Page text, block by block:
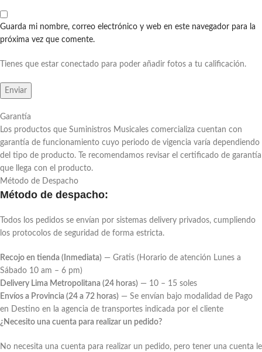
Guarda mi nombre, correo electrónico y web en este navegador para la
próxima vez que comente.
Tienes que estar conectado para poder añadir fotos a tu calificación.
Garantía
Los productos que Suministros Musicales comercializa cuentan con
garantía de funcionamiento cuyo periodo de vigencia varía dependiendo
del tipo de producto. Te recomendamos revisar el certificado de garantía
que llega con el producto.
Método de Despacho
Método de despacho:
Todos los pedidos se envían por sistemas delivery privados, cumpliendo
los protocolos de seguridad de forma estricta.
Recojo en tienda (Inmediata) — Gratis (Horario de atención Lunes a
Sábado 10 am – 6 pm)
Delivery Lima Metropolitana (24 horas) — 10 – 15 soles
Envíos a Provincia (24 a 72 horas) — Se envían bajo modalidad de Pago
en Destino en la agencia de transportes indicada por el cliente
¿Necesito una cuenta para realizar un pedido?
No necesita una cuenta para realizar un pedido, pero tener una cuenta le